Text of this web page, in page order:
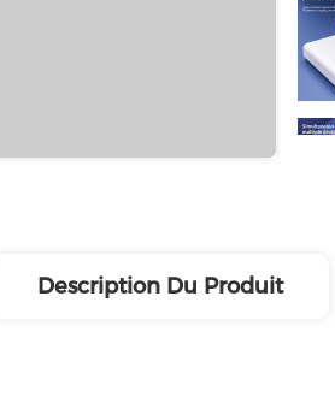
Description Du Produit